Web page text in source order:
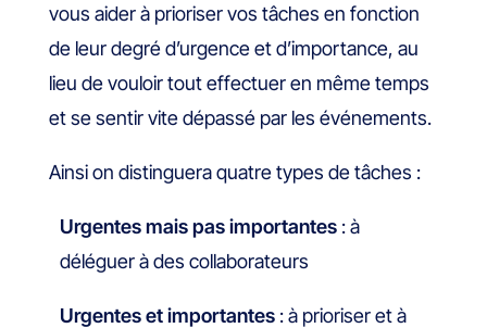
vous aider à prioriser vos tâches en fonction
de leur degré d’urgence et d’importance, au
lieu de vouloir tout effectuer en même temps
et se sentir vite dépassé par les événements.
Ainsi on distinguera quatre types de tâches :
Urgentes mais pas importantes: à
déléguer à des collaborateurs
Urgentes et importantes: à prioriser et à